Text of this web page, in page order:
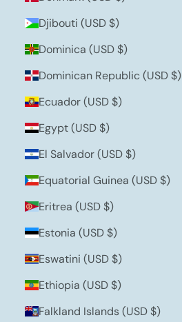
Djibouti (USD $)
Dominica (USD $)
Dominican Republic (USD $)
Ecuador (USD $)
Egypt (USD $)
El Salvador (USD $)
Equatorial Guinea (USD $)
Eritrea (USD $)
Estonia (USD $)
Eswatini (USD $)
Ethiopia (USD $)
Falkland Islands (USD $)